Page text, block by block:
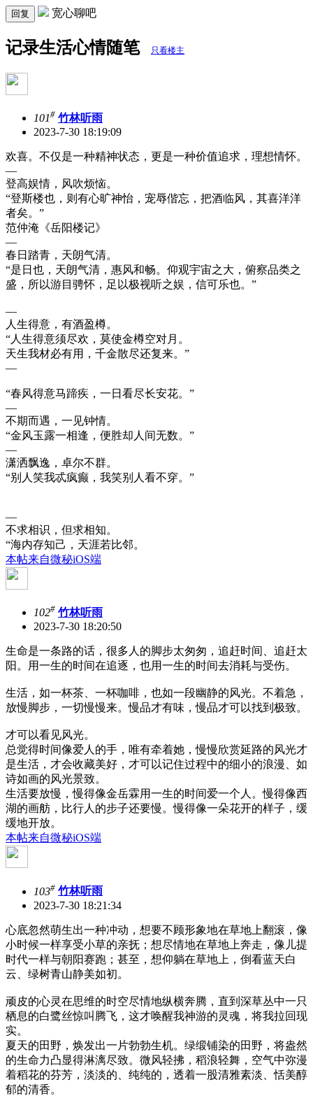
回复 宽心聊吧
记录生活心情随笔 只看楼主
101# 竹林听雨
2023-7-30 18:19:09
欢喜。不仅是一种精神状态，更是一种价值追求，理想情怀。
—
登高娱情，风吹烦恼。
“登斯楼也，则有心旷神怡，宠辱偕忘，把酒临风，其喜洋洋
者矣。”
范仲淹《岳阳楼记》
—
春日踏青，天朗气清。
“是日也，天朗气清，惠风和畅。仰观宇宙之大，俯察品类之
盛，所以游目骋怀，足以极视听之娱，信可乐也。”
—
人生得意，有酒盈樽。
“人生得意须尽欢，莫使金樽空对月。
天生我材必有用，千金散尽还复来。”
—
“春风得意马蹄疾，一日看尽长安花。”
—
不期而遇，一见钟情。
“金风玉露一相逢，便胜却人间无数。”
—
潇洒飘逸，卓尔不群。
“别人笑我忒疯癫，我笑别人看不穿。”
—
不求相识，但求相知。
“海内存知己，天涯若比邻。
本帖来自微秘iOS端
102# 竹林听雨
2023-7-30 18:20:50
生命是一条路的话，很多人的脚步太匆匆，追赶时间、追赶太
阳。用一生的时间在追逐，也用一生的时间去消耗与受伤。
生活，如一杯茶、一杯咖啡，也如一段幽静的风光。不着急，
放慢脚步，一切慢慢来。慢品才有味，慢品才可以找到极致。
才可以看见风光。
总觉得时间像爱人的手，唯有牵着她，慢慢欣赏延路的风光才
是生活，才会收藏美好，才可以记住过程中的细小的浪漫、如
诗如画的风光景致。
生活要放慢，慢得像金岳霖用一生的时间爱一个人。慢得像西
湖的画舫，比行人的步子还要慢。慢得像一朵花开的样子，缓
缓地开放。
本帖来自微秘iOS端
103# 竹林听雨
2023-7-30 18:21:34
心底忽然萌生出一种冲动，想要不顾形象地在草地上翻滚，像
小时候一样享受小草的亲抚；想尽情地在草地上奔走，像儿提
时代一样与朝阳赛跑；甚至，想仰躺在草地上，倒看蓝天白
云、绿树青山静美如初。
顽皮的心灵在思维的时空尽情地纵横奔腾，直到深草丛中一只
栖息的白鹭丝惊叫腾飞，这才唤醒我神游的灵魂，将我拉回现
实。
夏天的田野，焕发出一片勃勃生机。绿缎铺染的田野，将盎然
的生命力凸显得淋漓尽致。微风轻拂，稻浪轻舞，空气中弥漫
着稻花的芬芳，淡淡的、纯纯的，透着一股清雅素淡、恬美醇
郁的清香。